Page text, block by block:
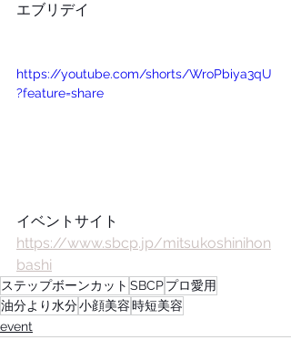
エブリデイ
https://youtube.com/shorts/WroPbiya3qU
?feature=share
イベントサイト
https://www.sbcp.jp/mitsukoshinihon
bashi
ステップボーンカット SBCPプロ愛用
油分より水分小顔美容時短美容
event